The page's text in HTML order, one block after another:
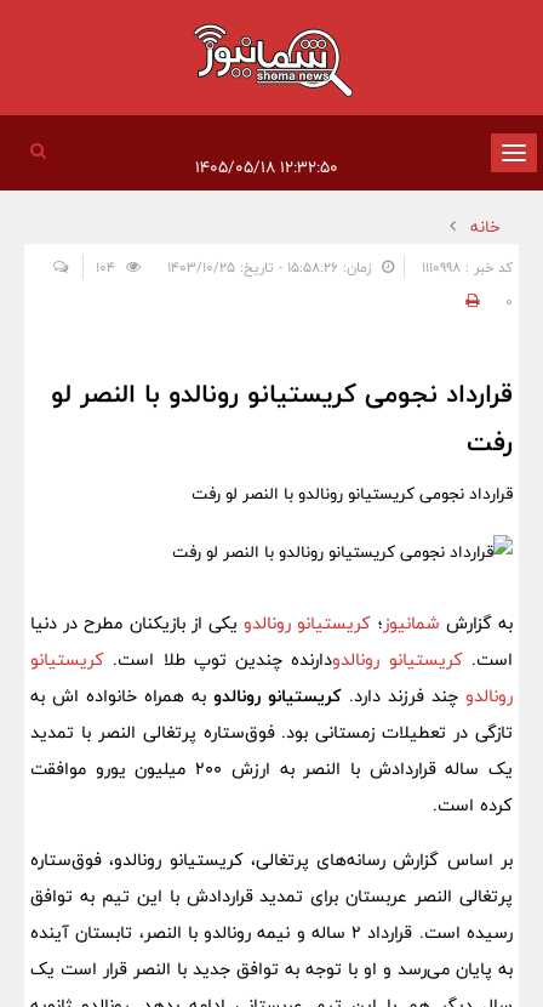
تغییر
وضعیت
ناوبری
خانه
کد خبر : 1110998 زمان: ۱۵:۵۸:۲۶ - تاریخ: ۱۴۰۳/۱۰/۲۵
0
قرارداد نجومی کریستیانو رونالدو با النصر لو
رفت
قرارداد نجومی کریستیانو رونالدو با النصر لو رفت
به گزارش شمانیوز؛ کریستیانو رونالدویکی از بازیکنان مطرح در دنیا
است.کریستیانو رونالدودارنده چندین توپ طلا است. کریستیانو
رونالدو چند فرزند دارد. کریستیانو رونالدو به همراه خانواده اش به
تازگی در تعطیلات زمستانی بود. فوق‌ستاره پرتغالی النصر با تمدید
یک ساله قراردادش با النصر به ارزش ۲۰۰ میلیون یورو موافقت
کرده است.
بر اساس گزارش رسانه‎‌های پرتغالی، کریستیانو رونالدو، فوق‌ستاره
پرتغالی النصر عربستان برای تمدید قراردادش با این تیم به توافق
رسیده است. قرارداد ۲ ساله و نیمه رونالدو با النصر، تابستان آینده
به پایان می‌رسد و او با توجه به توافق جدید با النصر قرار است یک